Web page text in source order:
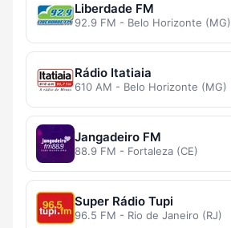
Liberdade FM
92.9 FM - Belo Horizonte (MG)
Rádio Itatiaia
610 AM - Belo Horizonte (MG)
Jangadeiro FM
88.9 FM - Fortaleza (CE)
Super Rádio Tupi
96.5 FM - Rio de Janeiro (RJ)